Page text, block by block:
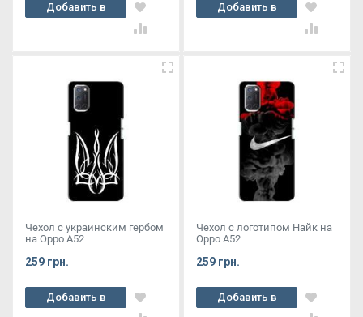
Добавить в
корзину
Добавить в
корзину
Чехол с украинским гербом
на Oppo A52
259 грн.
Добавить в
корзину
Чехол с логотипом Найк на
Oppo A52
259 грн.
Добавить в
корзину